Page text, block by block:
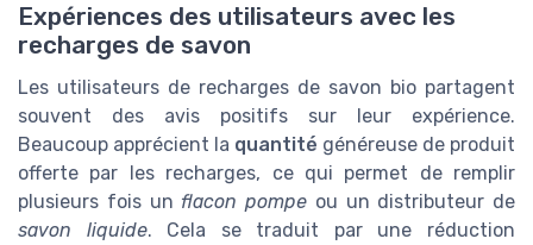
Expériences des utilisateurs avec les
recharges de savon
Les utilisateurs de recharges de savon bio partagent
souvent des avis positifs sur leur expérience.
Beaucoup apprécient la quantité généreuse de produit
offerte par les recharges, ce qui permet de remplir
plusieurs fois un flacon pompe ou un distributeur de
savon liquide. Cela se traduit par une réduction